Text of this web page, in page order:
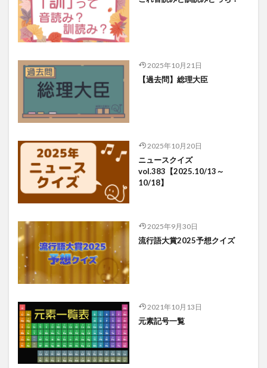
2025年10月21日
【過去問】総理大臣
2025年10月20日
ニュースクイズ
vol.383【2025.10/13～
10/18】
2025年9月30日
流行語大賞2025予想クイズ
2021年10月13日
元素記号一覧